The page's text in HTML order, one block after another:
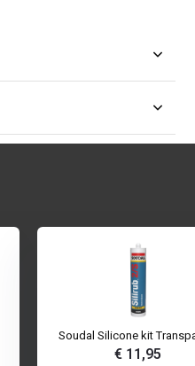
Soudal Silicone kit
€ 11,95